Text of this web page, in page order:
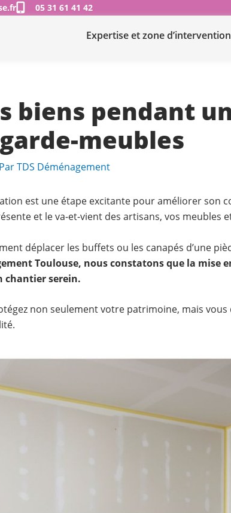
05 31 61 41 42
Expertise et zone d’intervention
biens pendant
meubles
TDS Déménagement
est une étape excitante pour améliorer son
et le va-et-vient des artisans, vos
déplacer les buffets ou les canapés d’une
Toulouse, nous constatons que la
chantier serein.
non seulement votre patrimoine, mais